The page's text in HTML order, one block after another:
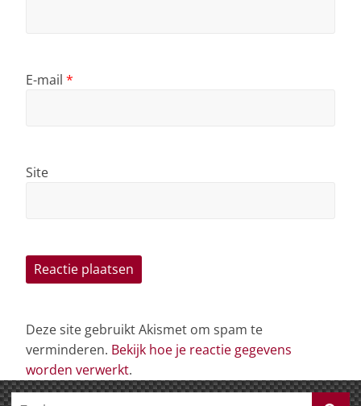
E-mail *
Site
Deze site gebruikt Akismet om spam te
verminderen. Bekijk hoe je reactie gegevens
worden verwerkt.